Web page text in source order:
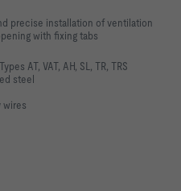
precise installation of ventilation
with fixing tabs
AT, VAT, AH, SL, TR, TRS
steel
wires